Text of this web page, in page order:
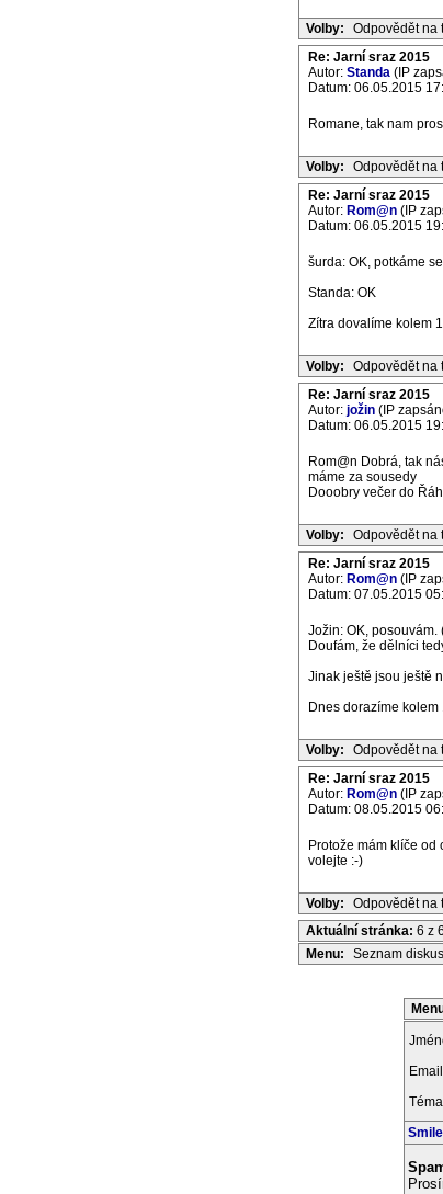
Volby: Odpovědět na
Re: Jarní sraz 2015
Autor: Standa (IP
Datum: 06.05.2015
Romane, tak nam
Volby: Odpovědět na
Re: Jarní sraz 2015
Autor: Rom@n (IP
Datum: 06.05.2015
šurda: OK, potkáme
Standa: OK
Zítra dovalíme kolem
Volby: Odpovědět na
Re: Jarní sraz 2015
Autor: jožin (IP
Datum: 06.05.2015
Rom@n Dobrá, tak
máme za sousedy
Dooobry večer do
Volby: Odpovědět na
Re: Jarní sraz 2015
Autor: Rom@n (IP
Datum: 07.05.2015
Jožin: OK,
Doufám, že dělníci
Jinak ještě jsou ještě
Dnes dorazíme
Volby: Odpovědět na
Re: Jarní sraz 2015
Autor: Rom@n (IP
Datum: 08.05.2015
Protože mám klíče
volejte :-)
Volby: Odpovědět na
Aktuální stránka: 6 z 6
Menu: Seznam